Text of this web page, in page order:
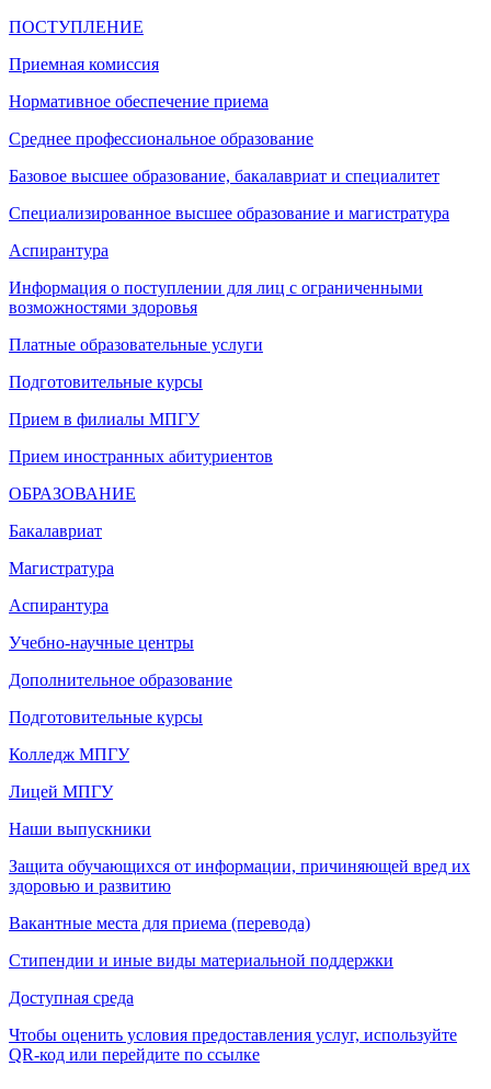
ПОСТУПЛЕНИЕ
Приемная комиссия
Нормативное обеспечение приема
Среднее профессиональное образование
Базовое высшее образование, бакалавриат и специалитет
Специализированное высшее образование и магистратура
Аспирантура
Информация о поступлении для лиц с ограниченными
возможностями здоровья
Платные образовательные услуги
Подготовительные курсы
Прием в филиалы МПГУ
Прием иностранных абитуриентов
ОБРАЗОВАНИЕ
Бакалавриат
Магистратура
Аспирантура
Учебно-научные центры
Дополнительное образование
Подготовительные курсы
Колледж МПГУ
Лицей МПГУ
Наши выпускники
Защита обучающихся от информации, причиняющей вред их
здоровью и развитию
Вакантные места для приема (перевода)
Стипендии и иные виды материальной поддержки
Доступная среда
Чтобы оценить условия предоставления услуг, используйте
QR-код или перейдите по ссылке